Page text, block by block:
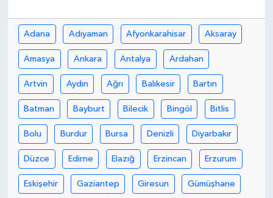
Adana Adıyaman Afyonkarahisar Aksaray
Amasya Ankara Antalya Ardahan
Artvin Aydın Ağrı Balıkesir Bartın
Batman Bayburt Bilecik Bingöl Bitlis
Bolu Burdur Bursa Denizli Diyarbakır
Düzce Edirne Elazığ Erzincan Erzurum
Eskişehir Gaziantep Giresun Gümüşhane
Bilim, Teknoloji